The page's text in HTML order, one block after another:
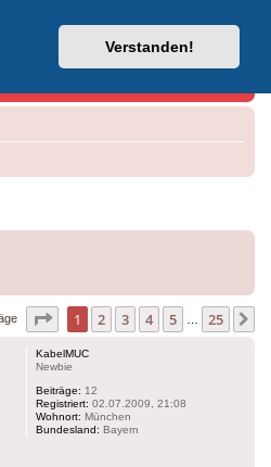
Verstanden!
Kabel-Helpdesk
Seite von25
1 2 3 4 5 25
KabelMUC
Newbie
Beiträge: 12
Registriert: 02.07.2009, 21:08
Wohnort: München
Bundesland: Bayern